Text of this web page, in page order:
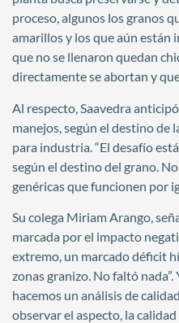
proceso, algunos los granos
amarillos y los que aún están
que no se llenaron quedan
directamente se abortan y
Al respecto, Saavedra
manejos, según el destino de
para industria. “El desafío
según el destino del grano.
genéricas que funcionen por
Su colega Miriam Arango,
marcada por el impacto
extremo, un marcado déficit
zonas granizo. No faltó
hacemos un análisis de
observar el aspecto, la